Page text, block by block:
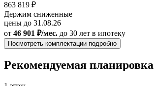
863 819 ₽
Держим сниженные
цены до 31.08.26
от 46 901 ₽/мес. до 30 лет в ипотеку
Посмотреть комплектации подробно
Рекомендуемая планировка